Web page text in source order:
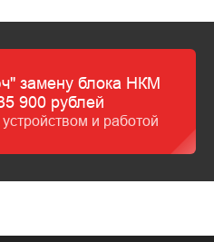
замену блока НКМ
900 рублей
и работой